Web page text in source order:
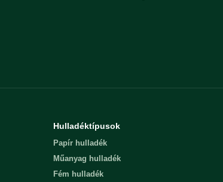
Hulladéktípusok
Papír hulladék
Műanyag hulladék
Fém hulladék